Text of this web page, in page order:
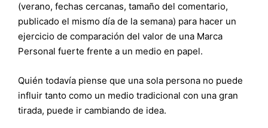
(verano, fechas cercanas, tamaño del comentario,
publicado el mismo día de la semana) para hacer un
ejercicio de comparación del valor de una Marca
Personal fuerte frente a un medio en papel.
Quién todavía piense que una sola persona no puede
influir tanto como un medio tradicional con una gran
tirada, puede ir cambiando de idea.